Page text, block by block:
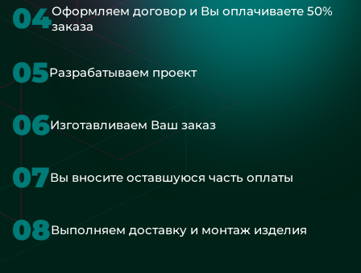
04Оформляем договор и Вы оплачиваете 50%
заказа
05Разрабатываем проект
06Изготавливаем Ваш заказ
07Вы вносите оставшуюся часть оплаты
08Выполняем доставку и монтаж изделия